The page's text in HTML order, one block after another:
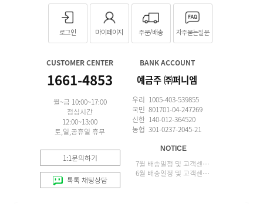
로그인 마이페이지 주문/배송 자주묻는질문
CUSTOMER CENTER
1661-4853
월~금 10:00~17:00
점심시간
12:00~13:00
토,일,공휴일 휴무
1:1문의하기
톡톡 채팅상담
BANK ACCOUNT
예금주 ㈜퍼니엠
우리 1005-403-539855
국민 801701-04-247269
신한 140-012-364520
농협 301-0237-2045-21
NOTICE
7월 배송일정 및 고객센터 업무 안내
6월 배송일정 및 고객센터 업무 안내